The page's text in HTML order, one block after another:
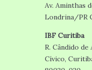
Av. Aminthas
Londrina/PR
IBF Curitiba
R. Cândido de
Cívico,